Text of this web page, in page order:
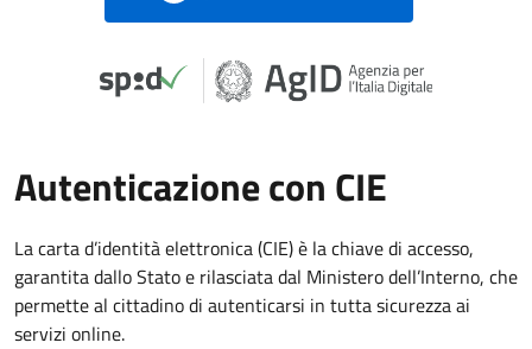
Autenticazione con CIE
La carta d’identità elettronica (CIE) è la chiave di accesso,
garantita dallo Stato e rilasciata dal Ministero dell’Interno, che
permette al cittadino di autenticarsi in tutta sicurezza ai
servizi online.